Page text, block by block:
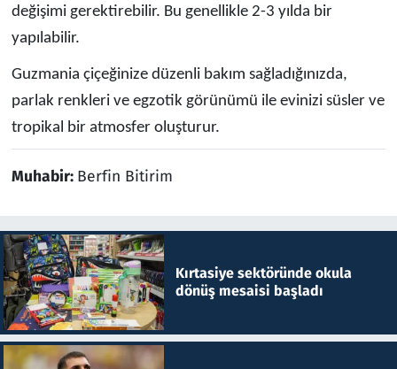
değişimi gerektirebilir. Bu genellikle 2-3 yılda bir
yapılabilir.
Guzmania çiçeğinize düzenli bakım sağladığınızda,
parlak renkleri ve egzotik görünümü ile evinizi süsler ve
tropikal bir atmosfer oluşturur.
Muhabir: Berfin Bitirim
Kırtasiye sektöründe okula
dönüş mesaisi başladı